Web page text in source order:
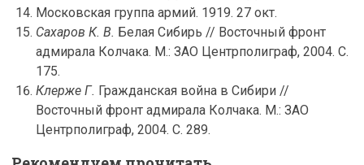
Московская группа армий. 1919. 27 окт.
Сахаров К. В. Белая Сибирь // Восточный фронт
адмирала Колчака. М.: ЗАО Центрполиграф, 2004. С.
175.
Клерже Г. Гражданская война в Сибири //
Восточный фронт адмирала Колчака. М.: ЗАО
Центрполиграф, 2004. С. 289.